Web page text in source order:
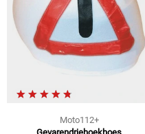
Moto112+